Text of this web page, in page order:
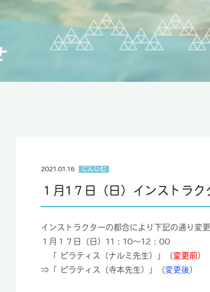
2021.01.16 にんじむ
１月1７日（日）インストラ
インストラクターの都合により下記の通り変更
１月１７日（日）11：10～12：00
「 ピラティス（ナルミ先生）」（変更前）
⇒「 ピラティス（寺本先生）」（変更後）